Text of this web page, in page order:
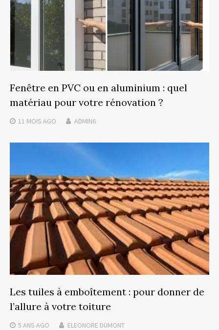
Fenêtre en PVC ou en aluminium : quel
matériau pour votre rénovation ?
11 MOIS AGO ADMIN6
Les tuiles à emboîtement : pour donner de
l’allure à votre toiture
5 ANS AGO ELEONORE DUMONT